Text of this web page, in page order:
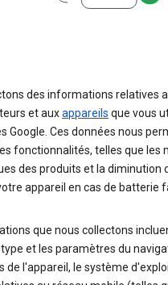
des informations relatives
et auxappareils que vous
Google. Ces données nous
fonctionnalités, telles que les
des produits et la diminution
appareil en cas de batterie
que nous collectons
type et les paramètres du
de l'appareil, le système